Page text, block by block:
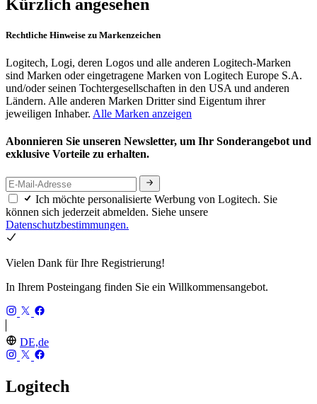
Kürzlich angesehen
Rechtliche Hinweise zu Markenzeichen
Logitech, Logi, deren Logos und alle anderen Logitech-Marken
sind Marken oder eingetragene Marken von Logitech Europe S.A.
und/oder seinen Tochtergesellschaften in den USA und anderen
Ländern. Alle anderen Marken Dritter sind Eigentum ihrer
jeweiligen Inhaber. Alle Marken anzeigen
Abonnieren Sie unseren Newsletter, um Ihr Sonderangebot und
exklusive Vorteile zu erhalten.
Ich möchte personalisierte Werbung von Logitech. Sie
können sich jederzeit abmelden. Siehe unsere
Datenschutzbestimmungen.
Vielen Dank für Ihre Registrierung!
In Ihrem Posteingang finden Sie ein Willkommensangebot.
DE,de
Logitech